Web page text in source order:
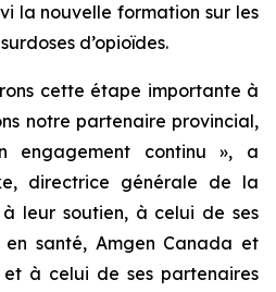
la nouvelle formation sur les
d’opioïdes.
cette étape importante à
notre partenaire provincial,
engagement continu », a
directrice générale de la
à leur soutien, à celui de ses
santé, Amgen Canada et
à celui de ses partenaires